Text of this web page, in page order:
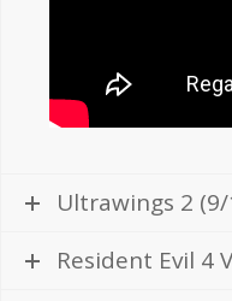
Ultrawings 2 (9/
Resident Evil 4